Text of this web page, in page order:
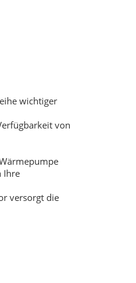
wichtiger
von
Ihre
versorgt die